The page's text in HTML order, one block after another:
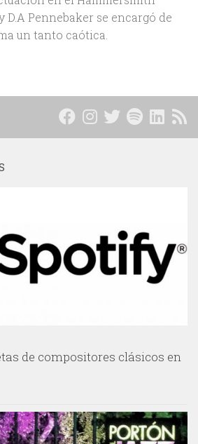
D.A Pennebaker se encargó de
un tanto caótica.
de compositores clásicos en